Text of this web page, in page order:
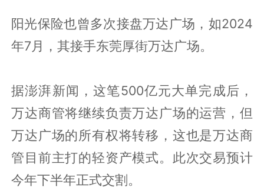
阳光保险也曾多次接盘万达广场，如2024
年7月，其接手东莞厚街万达广场。
据澎湃新闻，这笔500亿元大单完成后，
万达商管将继续负责万达广场的运营，但
万达广场的所有权将转移，这也是万达商
管目前主打的轻资产模式。此次交易预计
今年下半年正式交割。